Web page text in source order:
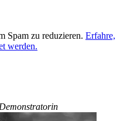
Spam zu reduzieren. Erfahre,
werden.
Demonstratorin